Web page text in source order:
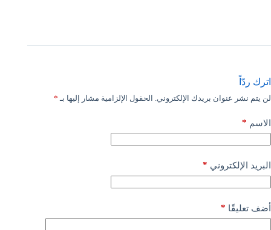
اترك ردّاً
لن يتم نشر عنوان بريدك الإلكتروني. الحقول الإلزامية مشار إليها بـ *
الاسم *
البريد الإلكتروني *
أضف تعليقًا *